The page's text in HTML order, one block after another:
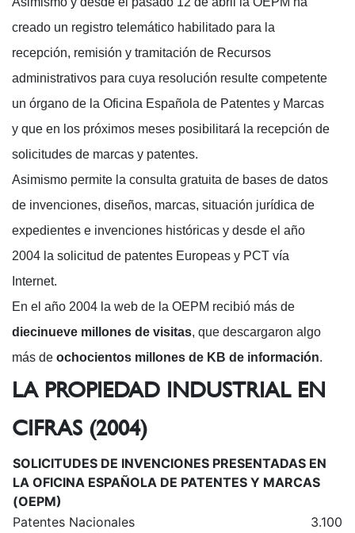
creado un registro telemático habilitado para la
recepción, remisión y tramitación de Recursos
administrativos para cuya resolución resulte competente
un órgano de la Oficina Española de Patentes y Marcas
y que en los próximos meses posibilitará la recepción de
solicitudes de marcas y patentes.
Asimismo permite la consulta gratuita de bases de datos
de invenciones, diseños, marcas, situación jurídica de
expedientes e invenciones históricas y desde el año
2004 la solicitud de patentes Europeas y PCT vía
Internet.
En el año 2004 la web de la OEPM recibió más de
diecinueve millones de visitas, que descargaron algo
más de ochocientos millones de KB de información.
LA PROPIEDAD INDUSTRIAL EN
CIFRAS (2004)
SOLICITUDES DE INVENCIONES PRESENTADAS EN
LA OFICINA ESPAÑOLA DE PATENTES Y MARCAS
(OEPM)
Patentes Nacionales
3.100